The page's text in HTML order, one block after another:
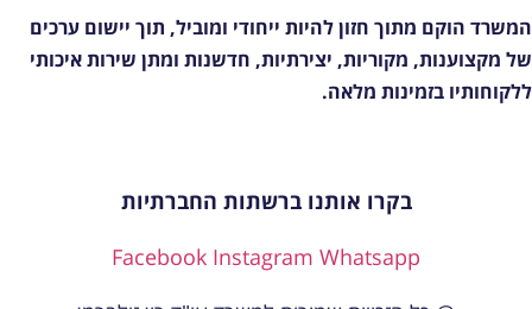
הוקם מתוך חזון להיות ייחודי ומוביל, תוך יישום ערכים
מקצוענות, מקוריות, יצירתיות, חדשנות ומתן שירות איכותי
בזמינות מלאה.
בקרו אותנו ברשתות החברתיות
Facebook Instagram Whatsapp